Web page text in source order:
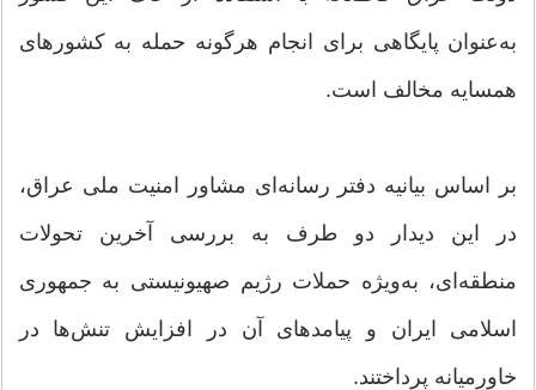
به‌عنوان پایگاهی برای انجام هرگونه حمله به کشورهای
همسایه مخالف است.
بر اساس بیانیه دفتر رسانه‌ای مشاور امنیت ملی عراق،
در این دیدار دو طرف به بررسی آخرین تحولات
منطقه‌ای، به‌ویژه حملات رژیم صهیونیستی به جمهوری
اسلامی ایران و پیامدهای آن در افزایش تنش‌ها در
خاورمیانه پرداختند.